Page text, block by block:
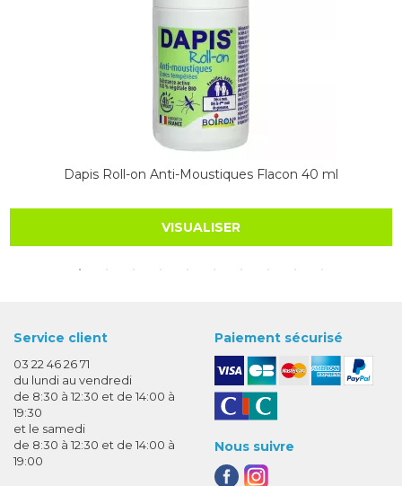
Dapis Roll-on Anti-Moustiques Flacon 40 ml
VISUALISER
Service client
03 22 46 26 71
du lundi au vendredi
de 8:30 à 12:30 et de 14:00 à
19:30
et le samedi
de 8:30 à 12:30 et de 14:00 à
19:00
Paiement sécurisé
Nous suivre